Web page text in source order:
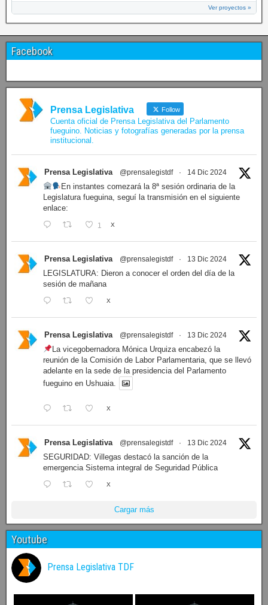
Ver proyectos »
Facebook
Prensa Legislativa Follow
Cuenta oficial de Prensa Legislativa del Parlamento
fueguino. Noticias y fotografías generadas por la prensa
institucional.
Prensa Legislativa @prensalegistdf · 14 Dic 2024
En instantes comezará la 8ª sesión ordinaria de la
Legislatura fueguina, seguí la transmisión en el siguiente
enlace:
1 X
Prensa Legislativa @prensalegistdf · 13 Dic 2024
LEGISLATURA: Dieron a conocer el orden del día de la
sesión de mañana
X
Prensa Legislativa @prensalegistdf · 13 Dic 2024
La vicegobernadora Mónica Urquiza encabezó la
reunión de la Comisión de Labor Parlamentaria, que se llevó
adelante en la sede de la presidencia del Parlamento
fueguino en Ushuaia.
X
Prensa Legislativa @prensalegistdf · 13 Dic 2024
SEGURIDAD: Villegas destacó la sanción de la
emergencia Sistema integral de Seguridad Pública
X
Cargar más
Youtube
Prensa Legislativa TDF